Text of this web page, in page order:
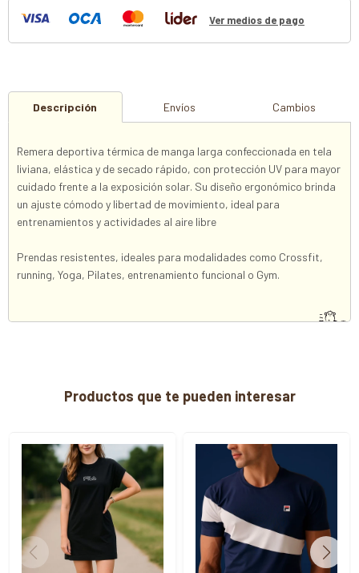
Ver medios de pago
Descripción Envíos Cambios
Remera deportiva térmica de manga larga confeccionada en tela
liviana, elástica y de secado rápido, con protección UV para mayor
cuidado frente a la exposición solar. Su diseño ergonómico brinda
un ajuste cómodo y libertad de movimiento, ideal para
entrenamientos y actividades al aire libre
Prendas resistentes, ideales para modalidades como Crossfit,
running, Yoga, Pilates, entrenamiento funcional o Gym.
Productos que te pueden interesar